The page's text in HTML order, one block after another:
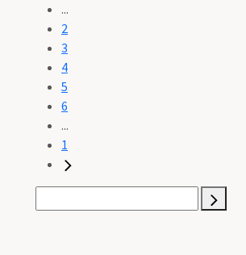
...
2
3
4
5
6
...
1